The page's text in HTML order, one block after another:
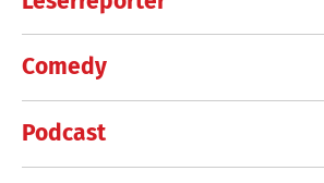
Comedy
Podcast